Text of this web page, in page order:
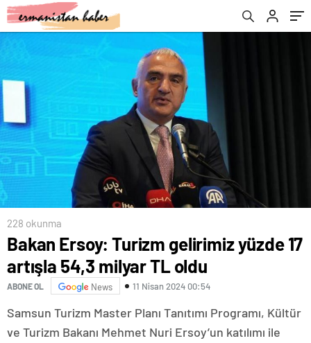
228 okunma
Bakan Ersoy: Turizm gelirimiz yüzde 17
artışla 54,3 milyar TL oldu
ABONE OL News 11 Nisan 2024 00:54
Samsun Turizm Master Planı Tanıtımı Programı, Kültür
ve Turizm Bakanı Mehmet Nuri Ersoy’un katılımı ile